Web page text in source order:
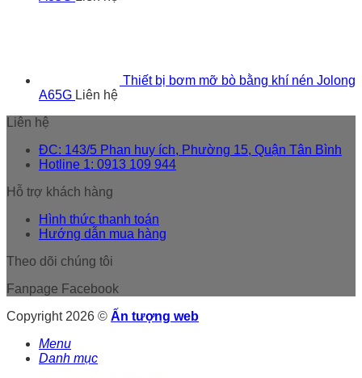
Thiết bị bơm mỡ bò bằng khí nén Jolong
A65G Liên hệ
Liên hệ
ĐC: 143/5 Phan huy ích, Phường 15, Quận Tân Bình
Hotline 1: 0913 109 944
Hỗ trợ khách hàng
Hình thức thanh toán
Hướng dẫn mua hàng
Theo dõi chúng tôi
Fanpage Facebook
Copyright 2026 © Ấn tượng web
Menu
Danh mục